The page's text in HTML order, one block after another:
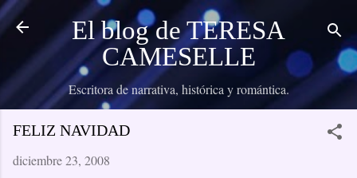
Ir al contenido principal
El blog de TERESA
CAMESELLE
Escritora de narrativa, histórica y romántica.
FELIZ NAVIDAD
diciembre 23, 2008